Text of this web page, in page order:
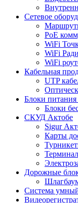
Сетевое
PoE
WiFi
WiFi
WiFi
Кабельная
UTP
Блоки
Блоки
СКУД Актобе
Sigur
Карты
Дорожные
Система